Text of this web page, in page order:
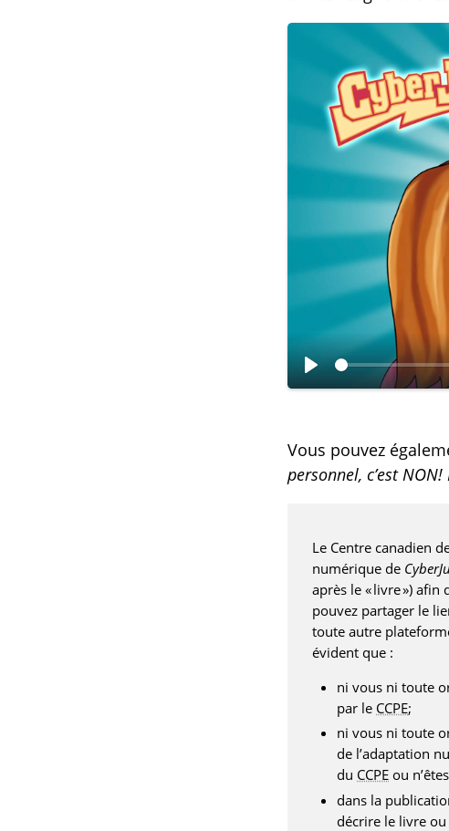
L
r
e
Vous pouvez
personnel, c’est
Le Centre canadien
numérique de
après le « livre »)
pouvez partager le
toute autre
évident que :
ni vous ni toute
par le CCPE;
ni vous ni toute
de l’adaptation
du CCPE ou
dans la
décrire le livre ou